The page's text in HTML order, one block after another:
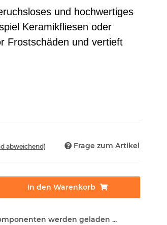
und hochwertiges
Keramikfliesen oder
Frostschäden und vertieft
abweichend) Frage zum Artikel
In den Warenkorb
werden geladen ...